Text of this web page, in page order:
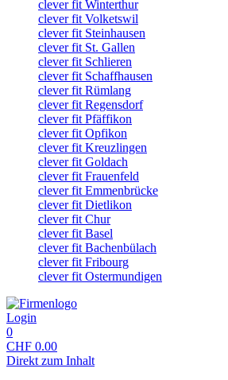
clever fit Winterthur
clever fit Volketswil
clever fit Steinhausen
clever fit St. Gallen
clever fit Schlieren
clever fit Schaffhausen
clever fit Rümlang
clever fit Regensdorf
clever fit Pfäffikon
clever fit Opfikon
clever fit Kreuzlingen
clever fit Goldach
clever fit Frauenfeld
clever fit Emmenbrücke
clever fit Dietlikon
clever fit Chur
clever fit Basel
clever fit Bachenbülach
clever fit Fribourg
clever fit Ostermundigen
Login
0
CHF 0.00
Direkt zum Inhalt